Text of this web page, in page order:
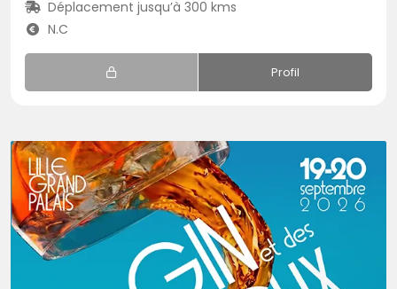
Déplacement jusqu’à 300 kms
N.C
Profil